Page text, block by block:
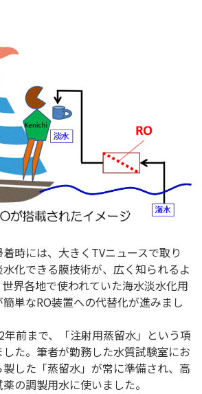
時には、大きくTVニュースで取り
化できる膜技術が、広く知られるよ
界各地で使われていた海水淡水化用
単なRO装置への代替化が進みまし
前まで、「注射用蒸留水」という項
た。筆者が勤務した水質試験室にお
した「蒸留水」が常に準備され、高
の調製用水に使いました。